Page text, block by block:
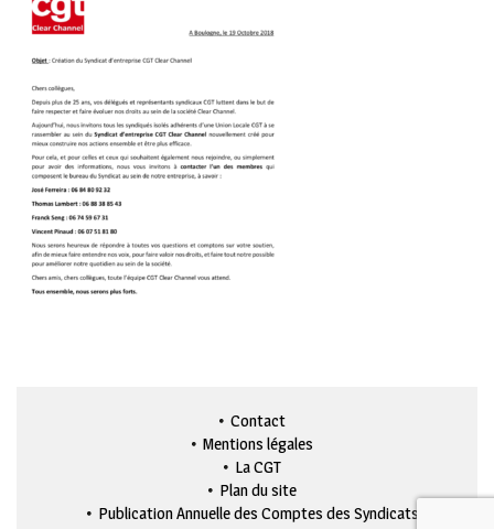
Contact
Mentions légales
La CGT
Plan du site
Publication Annuelle des Comptes des Syndicats